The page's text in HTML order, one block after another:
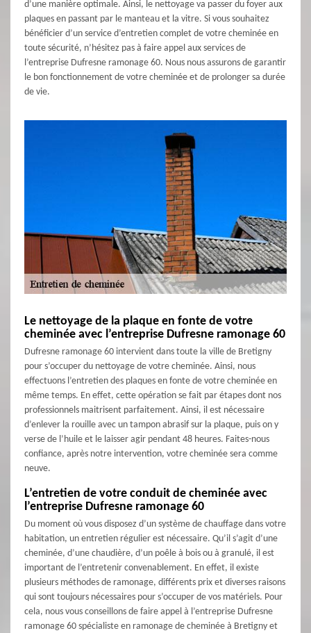
d’une manière optimale. Ainsi, le nettoyage va passer du foyer aux
plaques en passant par le manteau et la vitre. Si vous souhaitez
bénéficier d’un service d’entretien complet de votre cheminée en
toute sécurité, n’hésitez pas à faire appel aux services de
l’entreprise Dufresne ramonage 60. Nous nous assurons de garantir
le bon fonctionnement de votre cheminée et de prolonger sa durée
de vie.
Le nettoyage de la plaque en fonte de votre
cheminée avec l’entreprise Dufresne ramonage 60
Dufresne ramonage 60 intervient dans toute la ville de Bretigny
pour s’occuper du nettoyage de votre cheminée. Ainsi, nous
effectuons l’entretien des plaques en fonte de votre cheminée en
même temps. En effet, cette opération se fait par étapes dont nos
professionnels maitrisent parfaitement. Ainsi, il est nécessaire
d’enlever la rouille avec un tampon abrasif sur la plaque, puis on y
verse de l’huile et le laisser agir pendant 48 heures. Faites-nous
confiance, après notre intervention, votre cheminée sera comme
neuve.
L’entretien de votre conduit de cheminée avec
l’entreprise Dufresne ramonage 60
Du moment où vous disposez d’un système de chauffage dans votre
habitation, un entretien régulier est nécessaire. Qu’il s’agit d’une
cheminée, d’une chaudière, d’un poêle à bois ou à granulé, il est
important de l’entretenir convenablement. En effet, il existe
plusieurs méthodes de ramonage, différents prix et diverses raisons
qui sont toujours nécessaires pour s’occuper de vos matériels. Pour
cela, nous vous conseillons de faire appel à l’entreprise Dufresne
ramonage 60 spécialiste en ramonage de cheminée à Bretigny et